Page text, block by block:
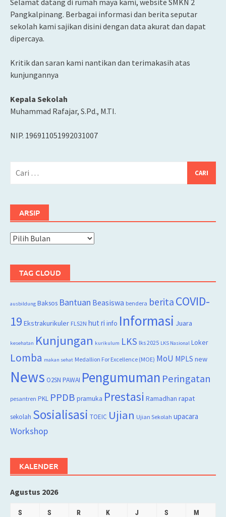
Pangkalpinang. Berbagai informasi dan berita seputar
sekolah kami sajikan disini dengan data akurat dan dapat
dipercaya.
Kritik dan saran kami nantikan dan terimakasih atas
kunjungannya
Kepala Sekolah
Muhammad Rafajar, S.Pd., M.TI.
NIP. 196911051992031007
ARSIP
Arsip
TAG CLOUD
ausbildung Baksos Bantuan Beasiswa bendera berita COVID-
19 Ekstrakurikuler FLS2N hut ri info Informasi Juara
kesehatan Kunjungan kurikulum LKS lks 2025 LKS Nasional Loker
Lomba makan sehat Medallion For Excellence (MOE) MoU MPLS new
News O2SN PAWAI Pengumuman Peringatan
pesantren PKL PPDB pramuka Prestasi Ramadhan rapat
sekolah Sosialisasi TOEIC Ujian Ujian Sekolah upacara
Workshop
KALENDER
Agustus 2026
S S R K J S M